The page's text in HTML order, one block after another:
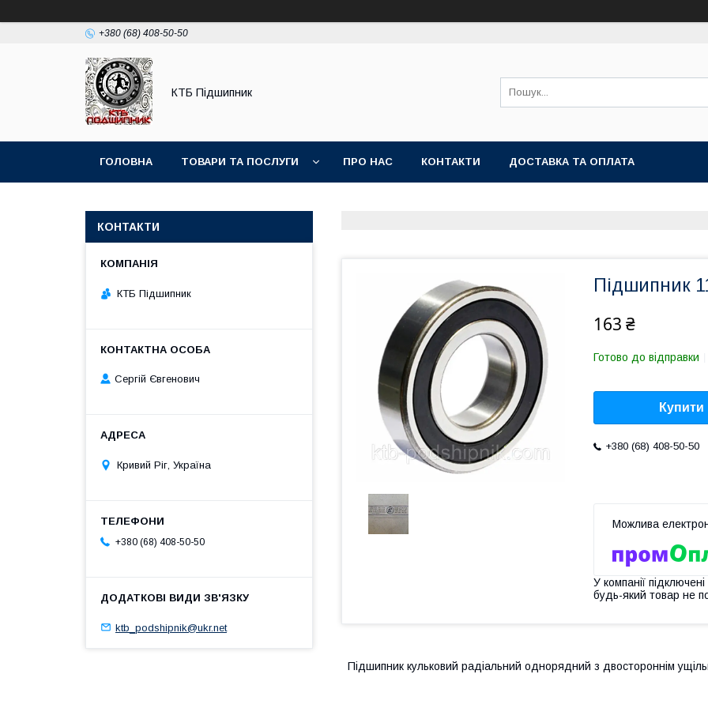
+380 (68) 408-50-50
КТБ Підшипник
ГОЛОВНА ТОВАРИ ТА ПОСЛУГИ ПРО НАС КОНТАКТИ ДОСТАВКА ТА ОПЛАТА
Підшипник
163 ₴
Готово до відправки
Купити
+380 (68) 408-50-50
У компанії
будь-який товар не
Підшипник кульковий радіальний однорядний з двостороннім
КОНТАКТИ
КТБ Підшипник
Сергій Євгенович
Кривий Ріг, Україна
+380 (68) 408-50-50
ktb_podshipnik@ukr.net